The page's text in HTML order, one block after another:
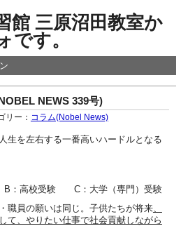
館 三原沼田教室か
です。
NEWS 339号)
リー： コラム(Nobel News)
生を左右する一番高いハードルとなる
校受験 C：大学（専門）受験
職員の願いは同じ。子供たちが将来、
て、やりたい仕事で社会貢献しながら